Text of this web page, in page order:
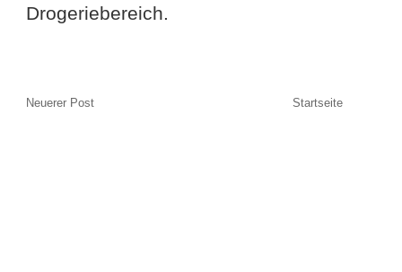
Drogeriebereich.
Neuerer Post Startseite